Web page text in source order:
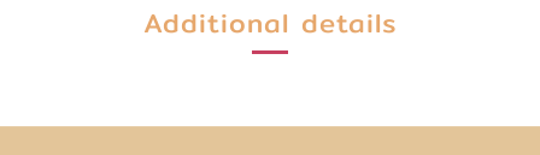
Additional details